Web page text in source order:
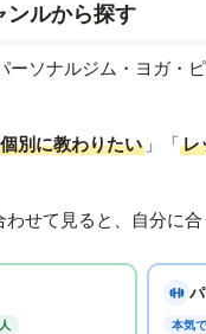
ンルから探す
ソナルジム・ヨガ・
個別に教わりたい 」「レ
わせて見ると、自分に
本気